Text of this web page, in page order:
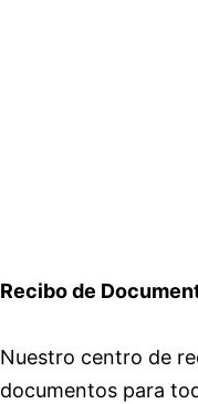
Recibo de
Nuestro centro de
documentos para